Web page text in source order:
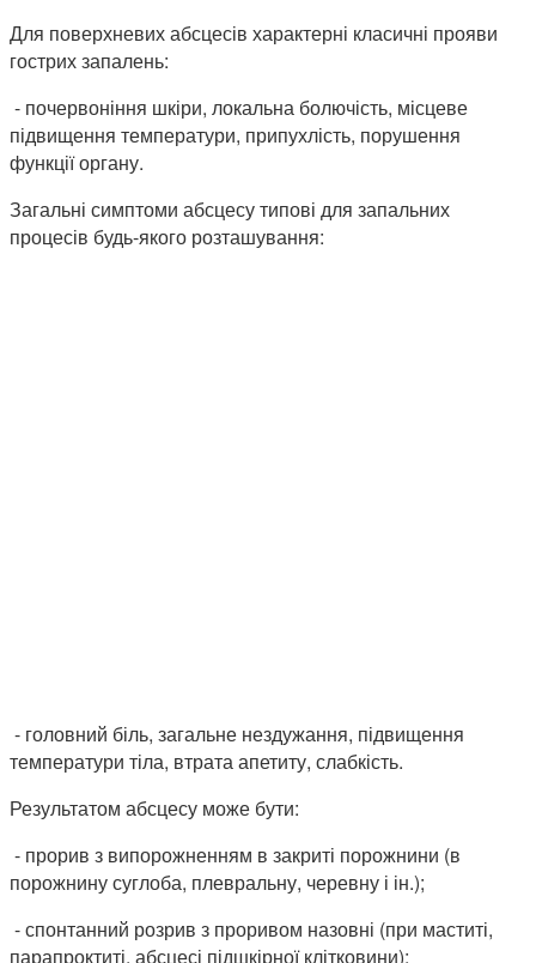
Для поверхневих абсцесів характерні класичні прояви
гострих запалень:
- почервоніння шкіри, локальна болючість, місцеве
підвищення температури, припухлість, порушення
функції органу.
Загальні симптоми абсцесу типові для запальних
процесів будь-якого розташування:
- головний біль, загальне нездужання, підвищення
температури тіла, втрата апетиту, слабкість.
Результатом абсцесу може бути:
- прорив з випорожненням в закриті порожнини (в
порожнину суглоба, плевральну, черевну і ін.);
- спонтанний розрив з проривом назовні (при маститі,
парапроктиті, абсцесі підшкірної клітковини);